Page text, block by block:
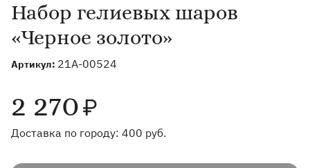
Набор гелиевых шаров
«Черное золото»
Артикул: 21A-00524
2 270₽
Доставка по городу: 400 руб.